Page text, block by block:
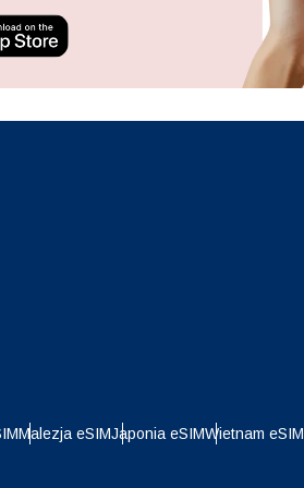
Malezja eSIMJaponia eSIMWietnam eSIM